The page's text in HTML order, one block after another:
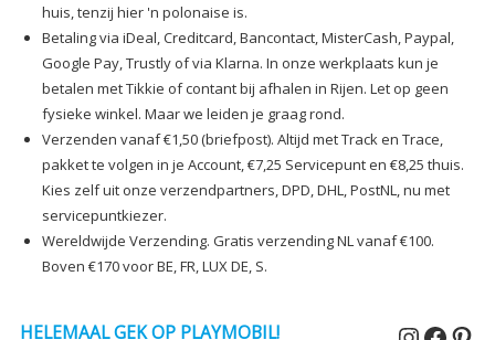
huis, tenzij hier 'n polonaise is.
Betaling via iDeal, Creditcard, Bancontact, MisterCash, Paypal,
Google Pay, Trustly of via Klarna. In onze werkplaats kun je
betalen met Tikkie of contant bij afhalen in Rijen. Let op geen
fysieke winkel. Maar we leiden je graag rond.
Verzenden vanaf €1,50 (briefpost). Altijd met Track en Trace,
pakket te volgen in je Account, €7,25 Servicepunt en €8,25 thuis.
Kies zelf uit onze verzendpartners, DPD, DHL, PostNL, nu met
servicepuntkiezer.
Wereldwijde Verzending. Gratis verzending NL vanaf €100.
Boven €170 voor BE, FR, LUX DE, S.
HELEMAAL GEK OP PLAYMOBIL!